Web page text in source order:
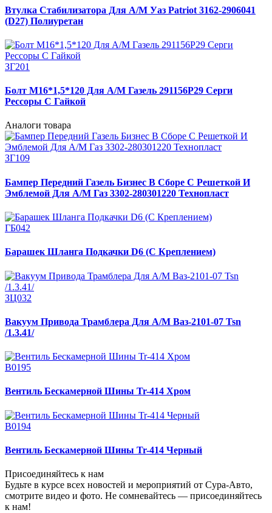
Втулка Стабилизатора Для А/М Уаз Patriot 3162-2906041
(D27) Полиуретан
ЗГ201
Болт М16*1,5*120 Для А/М Газель 291156Р29 Серги
Рессоры С Гайкой
Аналоги товара
ЗГ109
Бампер Передний Газель Бизнес В Сборе С Решеткой И
Эмблемой Для А/М Газ 3302-280301220 Технопласт
ГБ042
Барашек Шланга Подкачки D6 (С Креплением)
ЗЦ032
Вакуум Привода Трамблера Для А/М Ваз-2101-07 Tsn
/1.3.41/
В0195
Вентиль Бескамерной Шины Tr-414 Хром
В0194
Вентиль Бескамерной Шины Tr-414 Черный
Присоединяйтесь к нам
Будьте в курсе всех новостей и мероприятий от Сура-Авто,
смотрите видео и фото. Не сомневайтесь — присоединяйтесь
к нам!